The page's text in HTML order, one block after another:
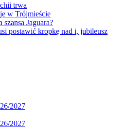
trwa
w Trójmieście
Jaguara?
postawić kropkę nad i, jubileusz